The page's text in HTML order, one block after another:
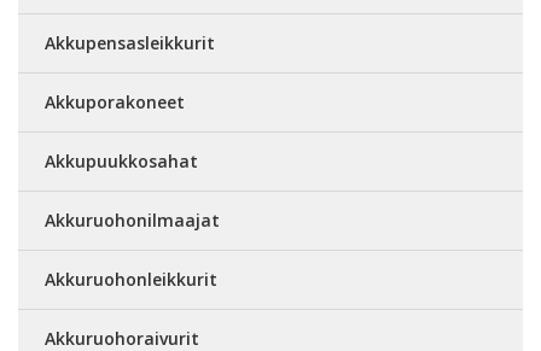
Akkupensasleikkurit
Akkuporakoneet
Akkupuukkosahat
Akkuruohonilmaajat
Akkuruohonleikkurit
Akkuruohoraivurit